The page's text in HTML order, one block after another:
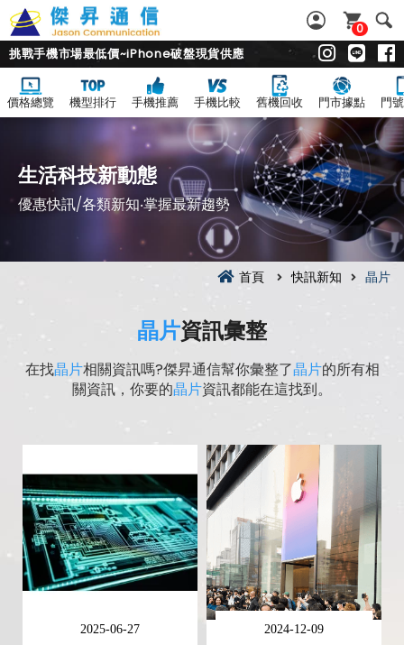
0
挑戰手機市場最低價~iPhone破盤現貨供應
價格總覽 機型排行 手機推薦 手機比較 舊機回收 門市據點 門
生活科技新動態
優惠快訊/各類新知‧掌握最新趨勢
首頁 快訊新知 晶片
晶片資訊彙整
在找晶片相關資訊嗎?傑昇通信幫你彙整了晶片的所有相
關資訊，你要的晶片資訊都能在這找到。
2025-06-27 2024-12-09